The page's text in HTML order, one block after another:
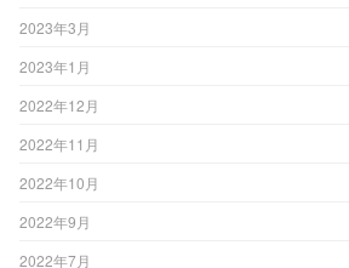
2023年3月
2023年1月
2022年12月
2022年11月
2022年10月
2022年9月
2022年7月